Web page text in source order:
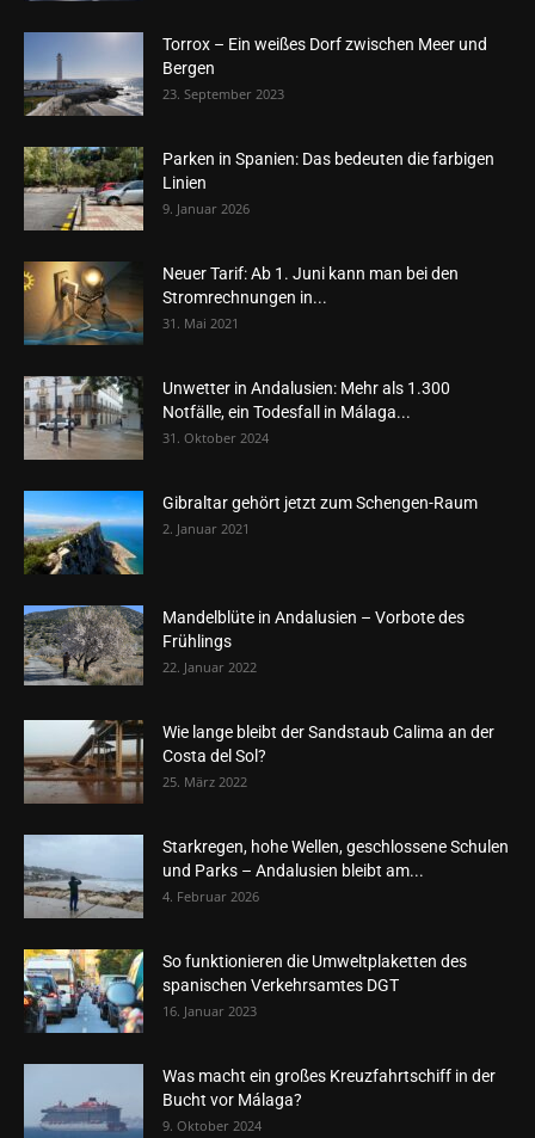
Torrox – Ein weißes Dorf zwischen Meer und
Bergen
23. September 2023
Parken in Spanien: Das bedeuten die farbigen
Linien
9. Januar 2026
Neuer Tarif: Ab 1. Juni kann man bei den
Stromrechnungen in...
31. Mai 2021
Unwetter in Andalusien: Mehr als 1.300
Notfälle, ein Todesfall in Málaga...
31. Oktober 2024
Gibraltar gehört jetzt zum Schengen-Raum
2. Januar 2021
Mandelblüte in Andalusien – Vorbote des
Frühlings
22. Januar 2022
Wie lange bleibt der Sandstaub Calima an der
Costa del Sol?
25. März 2022
Starkregen, hohe Wellen, geschlossene Schulen
und Parks – Andalusien bleibt am...
4. Februar 2026
So funktionieren die Umweltplaketten des
spanischen Verkehrsamtes DGT
16. Januar 2023
Was macht ein großes Kreuzfahrtschiff in der
Bucht vor Málaga?
9. Oktober 2024